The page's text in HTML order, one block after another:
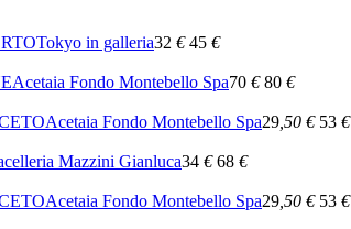
Tokyo in galleria32 € 45 €
Acetaia Fondo Montebello Spa70 € 80 €
Acetaia Fondo Montebello Spa29 ,50 € 53 €
Mazzini Gianluca34 € 68 €
Acetaia Fondo Montebello Spa29 ,50 € 53 €